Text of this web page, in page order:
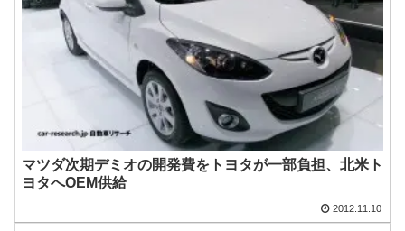
マツダ次期デミオの開発費をトヨタが一部負担、北米ト
ヨタへOEM供給
2012.11.10